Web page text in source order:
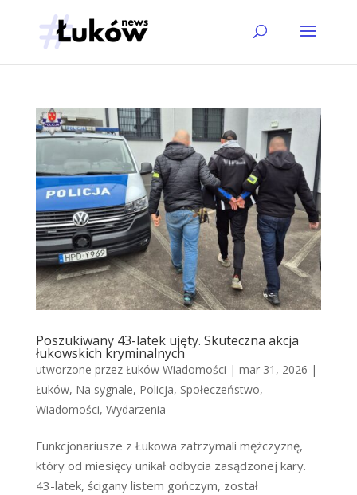
Poszukiwany 43-latek ujęty. Skuteczna akcja
łukowskich kryminalnych
utworzone przez Łuków Wiadomości | mar 31, 2026 |
Łuków, Na sygnale, Policja, Społeczeństwo,
Wiadomości, Wydarzenia
Funkcjonariusze z Łukowa zatrzymali mężczyznę,
który od miesięcy unikał odbycia zasądzonej kary.
43-latek, ścigany listem gończym, został